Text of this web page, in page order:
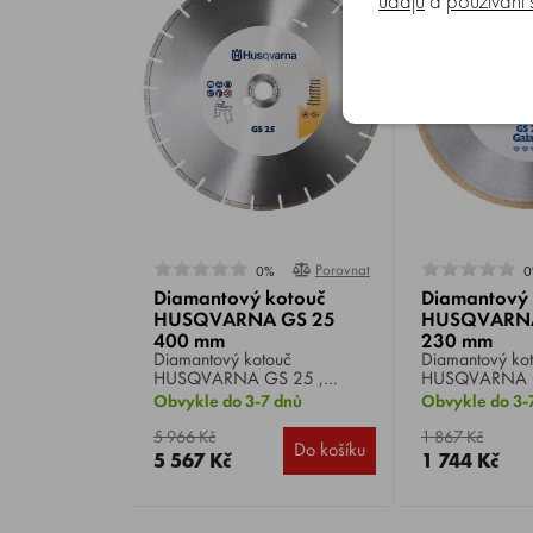
0% Porovnat
Diamantový kotouč
HUSQVARNA GS 25
400 mm
Diamantový kotouč
HUSQVARNA GS 25 ,
průměr 400 mm, pro
vysokorychlostní řezání
tvrdých a univerzálních
stavebních materiálů, jako jsou
keramické dlaždice, mramor,
Obvykle do 3-7 dnů
5 966 Kč
5 567 Kč Do košíku
230 mm
Diamantový
HUSQVARNA
průměr 230
řezání dlažby
dokonale
Obvykle do 3-
1 867 Kč
1 744 Kč